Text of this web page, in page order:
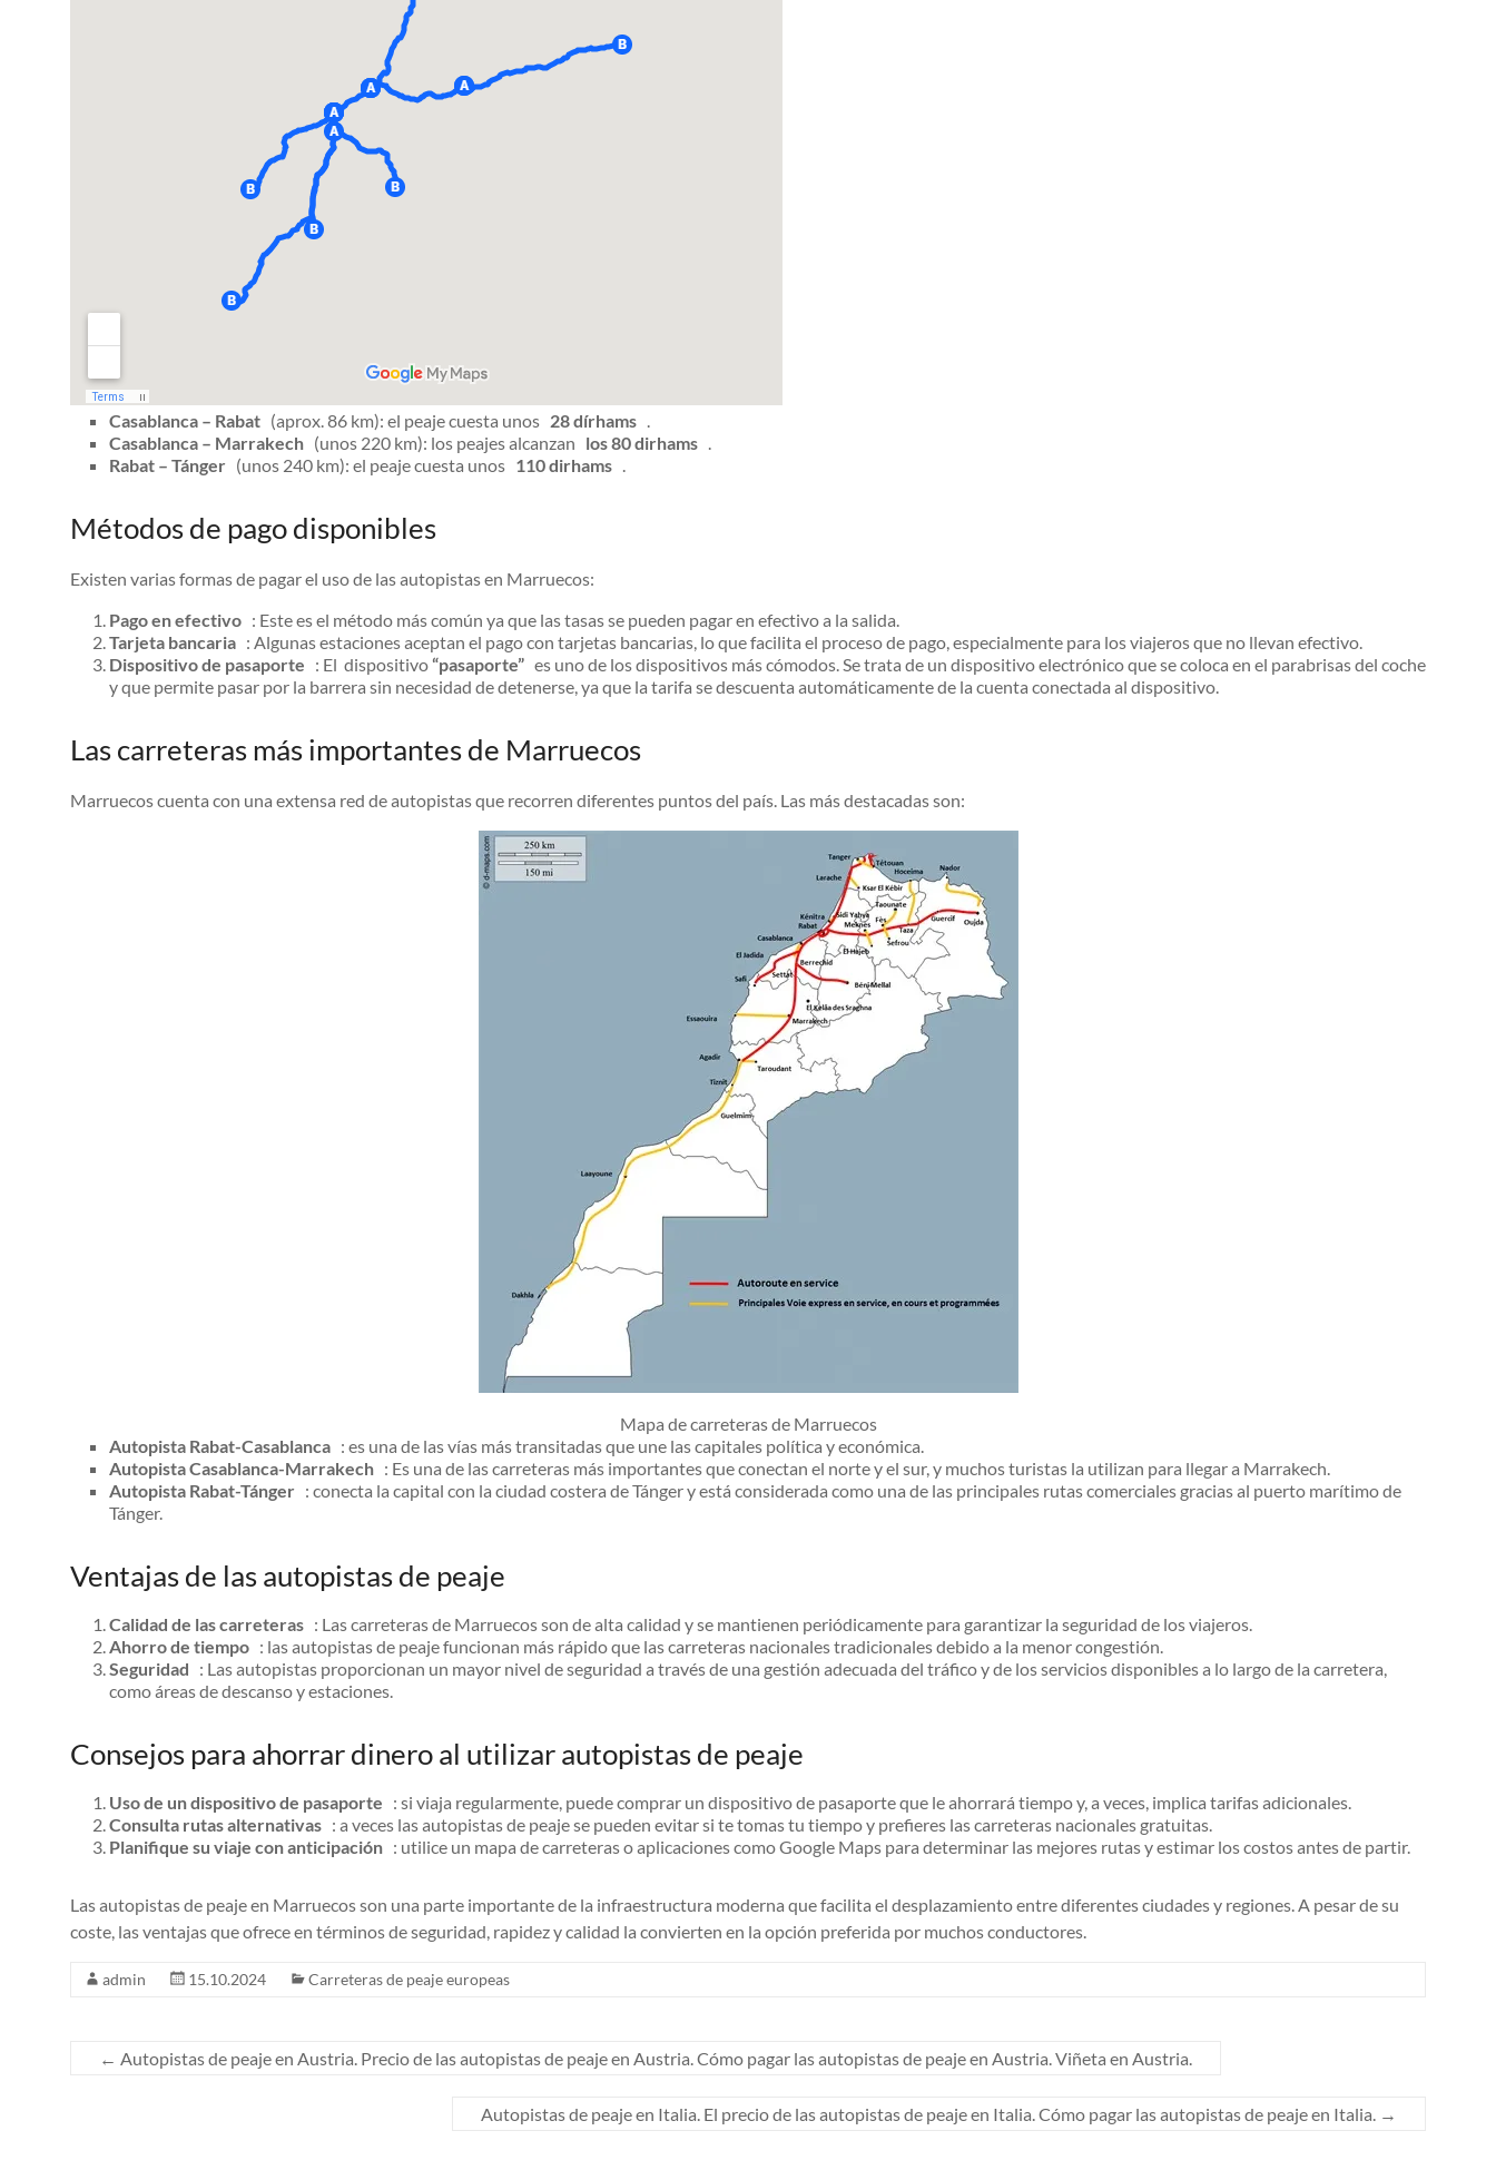
Casablanca – Rabat (aprox. 86 km): el peaje cuesta unos 28 dírhams .
Casablanca – Marrakech (unos 220 km): los peajes alcanzan los 80 dirhams .
Rabat – Tánger (unos 240 km): el peaje cuesta unos 110 dirhams .
Métodos de pago disponibles
Existen varias formas de pagar el uso de las autopistas en Marruecos:
Pago en efectivo : Este es el método más común ya que las tasas se pueden pagar en efectivo a la salida.
Tarjeta bancaria : Algunas estaciones aceptan el pago con tarjetas bancarias, lo que facilita el proceso de pago, especialmente para los viajeros que no llevan efectivo.
Dispositivo de pasaporte : El dispositivo“pasaporte” es uno de los dispositivos más cómodos. Se trata de un dispositivo electrónico que se coloca en el parabrisas del coche
y que permite pasar por la barrera sin necesidad de detenerse, ya que la tarifa se descuenta automáticamente de la cuenta conectada al dispositivo.
Las carreteras más importantes de Marruecos
Marruecos cuenta con una extensa red de autopistas que recorren diferentes puntos del país. Las más destacadas son:
Mapa de carreteras de Marruecos
Autopista Rabat-Casablanca : es una de las vías más transitadas que une las capitales política y económica.
Autopista Casablanca-Marrakech : Es una de las carreteras más importantes que conectan el norte y el sur, y muchos turistas la utilizan para llegar a Marrakech.
Autopista Rabat-Tánger : conecta la capital con la ciudad costera de Tánger y está considerada como una de las principales rutas comerciales gracias al puerto marítimo de
Tánger.
Ventajas de las autopistas de peaje
Calidad de las carreteras : Las carreteras de Marruecos son de alta calidad y se mantienen periódicamente para garantizar la seguridad de los viajeros.
Ahorro de tiempo : las autopistas de peaje funcionan más rápido que las carreteras nacionales tradicionales debido a la menor congestión.
Seguridad : Las autopistas proporcionan un mayor nivel de seguridad a través de una gestión adecuada del tráfico y de los servicios disponibles a lo largo de la carretera,
como áreas de descanso y estaciones.
Consejos para ahorrar dinero al utilizar autopistas de peaje
Uso de un dispositivo de pasaporte : si viaja regularmente, puede comprar un dispositivo de pasaporte que le ahorrará tiempo y, a veces, implica tarifas adicionales.
Consulta rutas alternativas : a veces las autopistas de peaje se pueden evitar si te tomas tu tiempo y prefieres las carreteras nacionales gratuitas.
Planifique su viaje con anticipación : utilice un mapa de carreteras o aplicaciones como Google Maps para determinar las mejores rutas y estimar los costos antes de partir.
Las autopistas de peaje en Marruecos son una parte importante de la infraestructura moderna que facilita el desplazamiento entre diferentes ciudades y regiones. A pesar de su
coste, las ventajas que ofrece en términos de seguridad, rapidez y calidad la convierten en la opción preferida por muchos conductores.
admin 15.10.2024 Carreteras de peaje europeas
← Autopistas de peaje en Austria. Precio de las autopistas de peaje en Austria. Cómo pagar las autopistas de peaje en Austria. Viñeta en Austria.
Autopistas de peaje en Italia. El precio de las autopistas de peaje en Italia. Cómo pagar las autopistas de peaje en Italia. →